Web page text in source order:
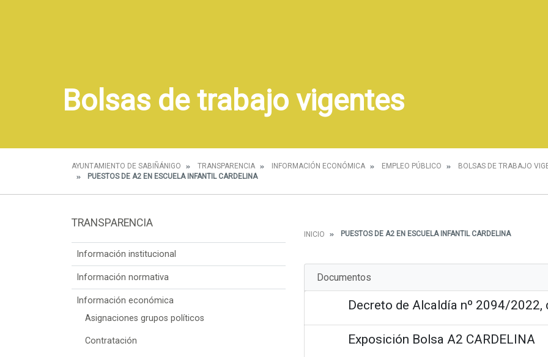
Bolsas de trabajo vigentes
AYUNTAMIENTO DE SABIÑÁNIGO TRANSPARENCIA INFORMACIÓN ECONÓMICA EMPLEO PÚBLICO BOLSAS DE TRABAJO
PUESTOS DE A2 EN ESCUELA INFANTIL CARDELINA
TRANSPARENCIA
Información institucional
Información normativa
Información económica
Asignaciones grupos políticos
Contratación
INICIO PUESTOS DE A2 EN ESCUELA INFANTIL CARDELINA
Documentos
Decreto de Alcaldía nº 2094/2022,
Exposición Bolsa A2 CARDELINA